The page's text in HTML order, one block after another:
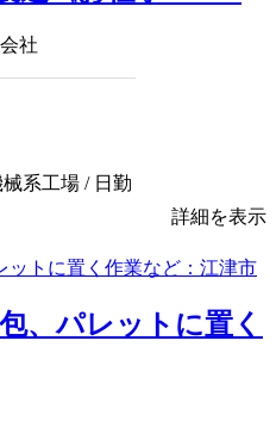
社
系工場 / 日勤
詳細を表示
、パレットに置く